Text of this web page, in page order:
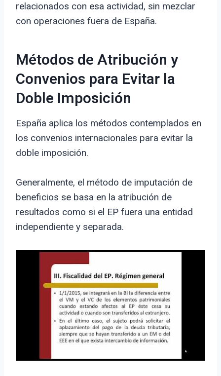
relacionados con esa actividad, sin mezclar
con operaciones fuera de España.
Métodos de Atribución y
Convenios para Evitar la
Doble Imposición
España aplica los métodos contemplados en
los convenios internacionales para evitar la
doble imposición.
Generalmente, el método de imputación de
beneficios se basa en la atribución de
resultados como si el EP fuera una entidad
independiente y separada.